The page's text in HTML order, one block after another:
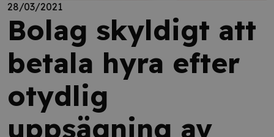
28/03/2021
Bolag skyldigt att
betala hyra efter
otydlig
uppsägning av